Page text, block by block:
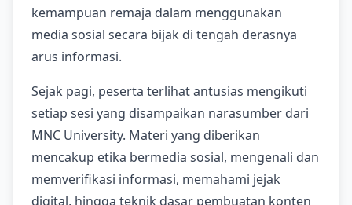
kemampuan remaja dalam menggunakan
media sosial secara bijak di tengah derasnya
arus informasi.
Sejak pagi, peserta terlihat antusias mengikuti
setiap sesi yang disampaikan narasumber dari
MNC University. Materi yang diberikan
mencakup etika bermedia sosial, mengenali dan
memverifikasi informasi, memahami jejak
digital, hingga teknik dasar pembuatan konten